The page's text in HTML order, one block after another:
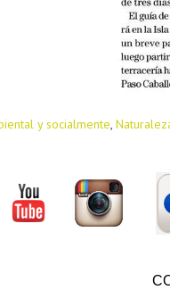
y socialmente,